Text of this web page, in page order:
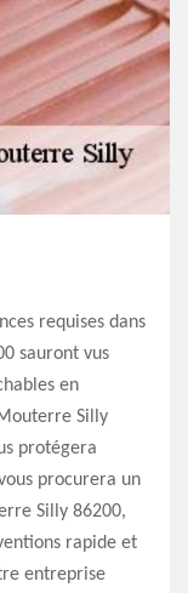
requises dans
sauront vus
en
Silly
protégera
procurera un
Silly 86200,
rapide et
entreprise